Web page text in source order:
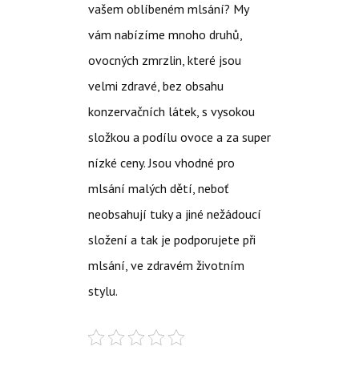
vašem oblíbeném mlsání? My
vám nabízíme mnoho druhů,
ovocných zmrzlin, které jsou
velmi zdravé, bez obsahu
konzervačních látek, s vysokou
složkou a podílu ovoce a za super
nízké ceny. Jsou vhodné pro
mlsání malých dětí, neboť
neobsahují tuky a jiné nežádoucí
složení a tak je podporujete při
mlsání, ve zdravém životním
stylu.